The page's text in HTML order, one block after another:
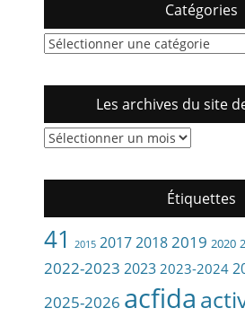
Catégories
Catégories
Les archives du site de
Les
l’ACFIDA
Étiquettes
41 2015 201720182019 2020
2022-2023 2023 2023-2024
2025-2026 acfida